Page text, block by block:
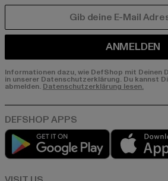
ANMELDEN
Informationen dazu, wie DefShop mit Deinen
in unserer Datenschutzerklärung. Du kannst
abmelden. Datenschutzerklärung lesen.
Play market